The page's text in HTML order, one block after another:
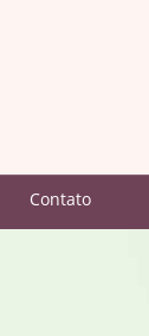
Contato